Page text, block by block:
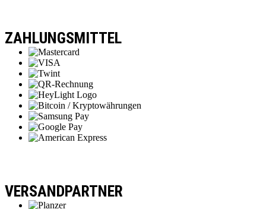
ZAHLUNGSMITTEL
VERSANDPARTNER